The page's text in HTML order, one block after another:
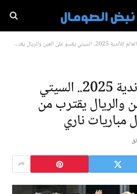
يقسو على العين والريال يقترب من الصعود وجدول مباريات ناري
كأس العالم للأندية 2025.. السيتي
والريال يقترب من
ناري